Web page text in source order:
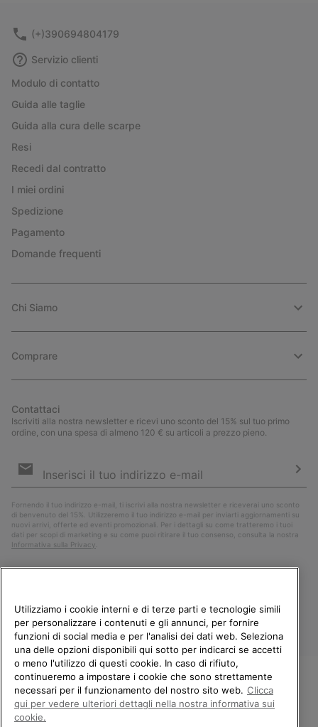
(+)390694804179
Servizio clienti
Modulo di contatto
Guida alle taglie
Guida alla cura delle scarpe
Resi
Recedi dal contratto
I miei ordini
Spedizione
Pagamento
Domande frequenti
Chi Siamo
Comprare
Contattaci
Iscriviti alla nostra newsletter e ricevi uno sconto del 15% sul tuo primo
ordine, con una spesa di almeno 120 € su articoli a prezzo pieno.
e-
Fornendo il tuo indirizzo e-mail, ti iscrivi alla nostra newsletter e riceverai uno sconto
di benvenuto del 15%. Utilizzeremo il tuo indirizzo e-mail per inviarti aggiornamenti su
nuovi arrivi, offerte ed eventi promozionali. Per i dettagli su come tratteremo i tuoi
dati per scopi di marketing e su come puoi ritirare il tuo consenso, consulta la nostra
Informativa sulla Privacy
Italia
©2026Columbia Sportswear Company. Avenue des Morgines, 12 1213
Petit-Lancy Switzerland. Tutti i diritti riservati.
BENVENUTO/A IN SOREL.
SELEZIONA IL TUO PAESE DI
Utilizziamo i cookie interni e di terze parti e tecnologie simili
per personalizzare i contenuti e gli annunci, per fornire
funzioni di social media e per l'analisi dei dati web. Seleziona
una delle opzioni disponibili qui sotto per indicarci se accetti
o meno l'utilizzo di questi cookie. In caso di rifiuto,
continueremo a impostare i cookie che sono strettamente
necessari per il funzionamento del nostro sito web. Clicca
qui per vedere ulteriori dettagli nella nostra informativa sui
cookie.